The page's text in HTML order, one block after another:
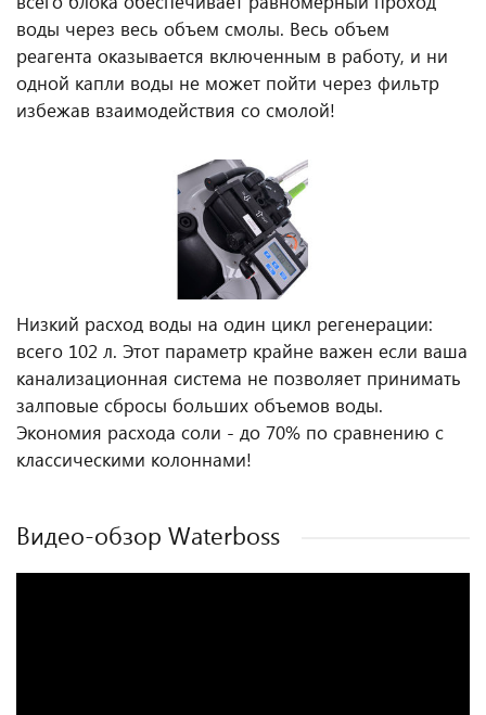
воды через весь объем смолы. Весь объем
реагента оказывается включенным в работу, и ни
одной капли воды не может пойти через фильтр
избежав взаимодействия со смолой!
Низкий расход воды на один цикл регенерации:
всего 102 л. Этот параметр крайне важен если ваша
канализационная система не позволяет принимать
залповые сбросы больших объемов воды.
Экономия расхода соли - до 70% по сравнению с
классическими колоннами!
Видео-обзор Waterboss